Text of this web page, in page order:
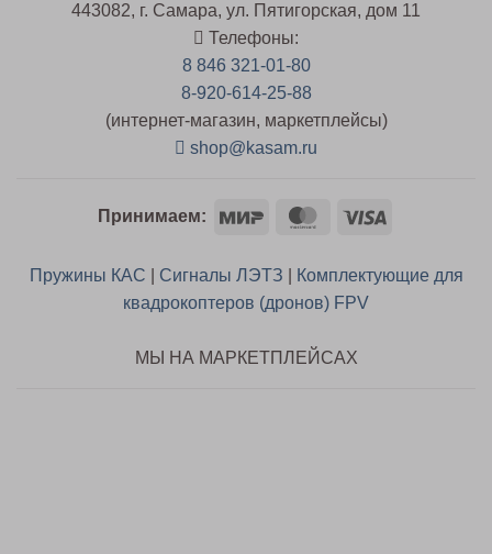
443082, г. Самара, ул. Пятигорская, дом 11
Телефоны:
8 846 321-01-80
8-920-614-25-88
(интернет-магазин, маркетплейсы)
shop@kasam.ru
Принимаем: Mir MasterCard
Visa
Пружины КАС Сигналы ЛЭТЗ
Комплектующие для
квадрокоптеров (дронов) FPV
МЫ НА МАРКЕТПЛЕЙСАХ